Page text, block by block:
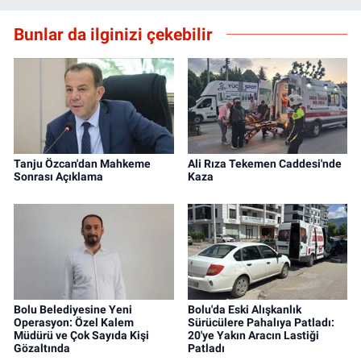
Bunlar da ilginizi çekebilir
Tanju Özcan'dan Mahkeme
Sonrası Açıklama
Ali Rıza Tekemen Caddesi'nde
Kaza
Bolu Belediyesine Yeni
Operasyon: Özel Kalem
Müdürü ve Çok Sayıda Kişi
Gözaltında
Bolu'da Eski Alışkanlık
Sürücülere Pahalıya Patladı:
20'ye Yakın Aracın Lastiği
Patladı